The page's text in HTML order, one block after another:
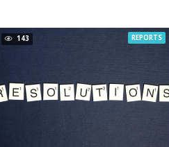
143 REPORTS